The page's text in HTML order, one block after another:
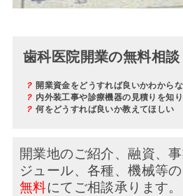
歯科医院開業の無料相談
？開業資金をどうすれば良いかわから
？ 内外装工事や診療機器の見積りを知
？何をどうすれば良いか教えてほしい
開業地のご紹介、融資、
ジュール、 各種、機械等
無料にてご相談承ります。